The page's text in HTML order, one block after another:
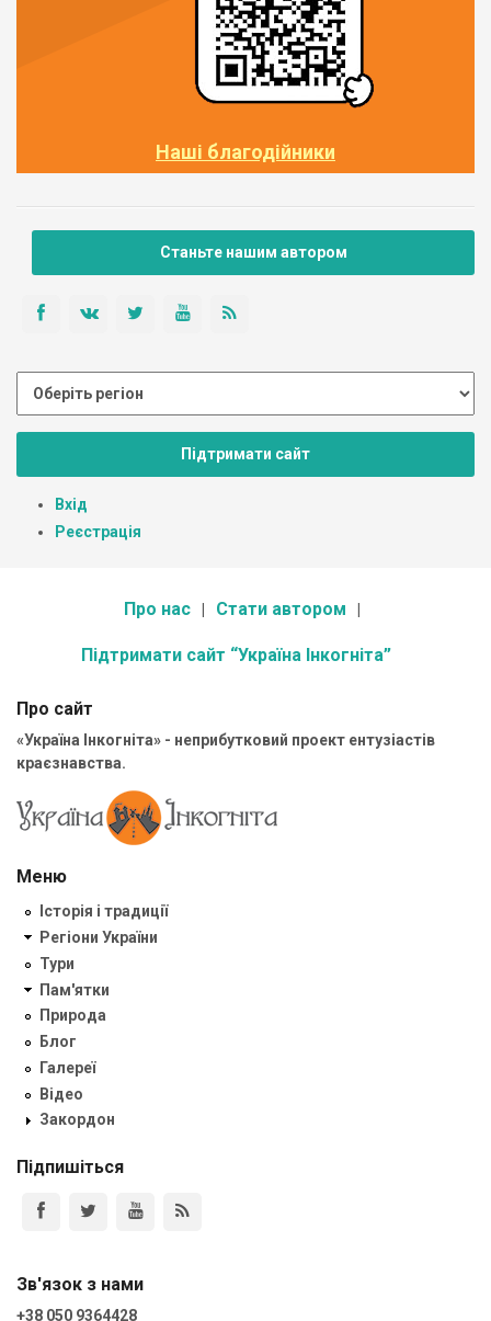
Наші благодійники
Станьте нашим автором
Підтримати сайт
Вхід
Реєстрація
Про нас Стати автором
Підтримати сайт “Україна Інкогніта”
Про сайт
«Україна Інкогніта» - неприбутковий проект ентузіастів
краєзнавства.
Меню
Історія і традиції
Регіони України
Тури
Пам'ятки
Природа
Блог
Галереї
Відео
Закордон
Підпишіться
Зв'язок з нами
+38 050 9364428